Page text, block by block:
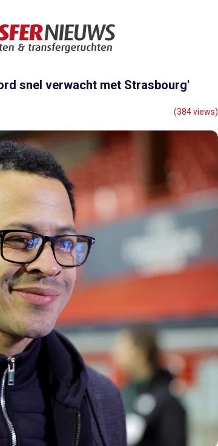
snel verwacht met Strasbourg'
(384 views)